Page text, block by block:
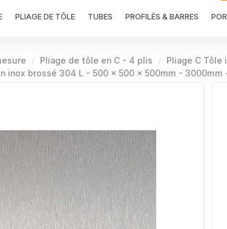
PLIAGE DE TÔLE TUBES PROFILÉS & BARRES
Pliage de tôle en C - 4 plis Pliage C Tôle
inox brossé 304 L - 500 x 500 x 500mm - 3000mm